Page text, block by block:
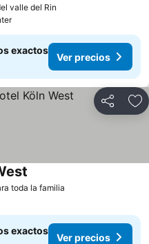
valle del Rin
exactos
Ver precios
Compartir
toda la familia
exactos
Ver precios